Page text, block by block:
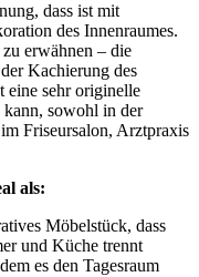
dass ist mit
des Innenraumes.
erwähnen – die
Kachierung des
eine sehr originelle
sowohl in der
Friseursalon, Arztpraxis
als:
Möbelstück, dass
und Küche trennt
es den Tagesraum